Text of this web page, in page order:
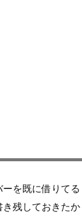
を既に借りてる
残しておきたか